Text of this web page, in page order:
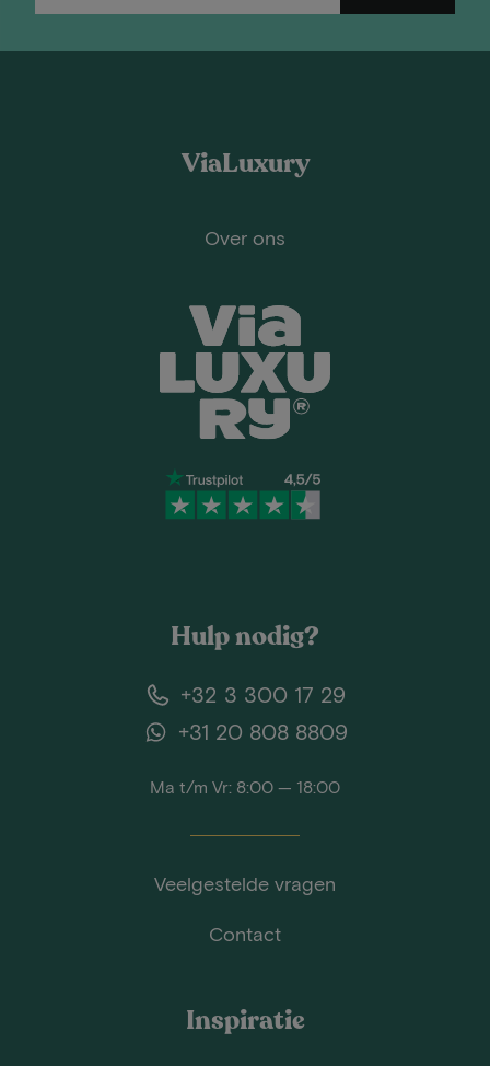
ViaLuxury
Over ons
Hulp nodig?
+32 3 300 17 29
+31 20 808 8809
Ma t/m Vr: 8:00 — 18:00
Veelgestelde vragen
Contact
Inspiratie